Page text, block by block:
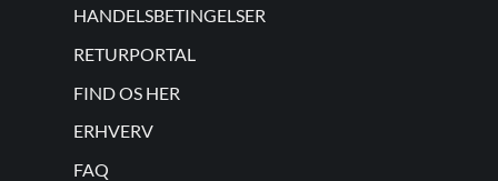
HANDELSBETINGELSER
RETURPORTAL
FIND OS HER
ERHVERV
FAQ